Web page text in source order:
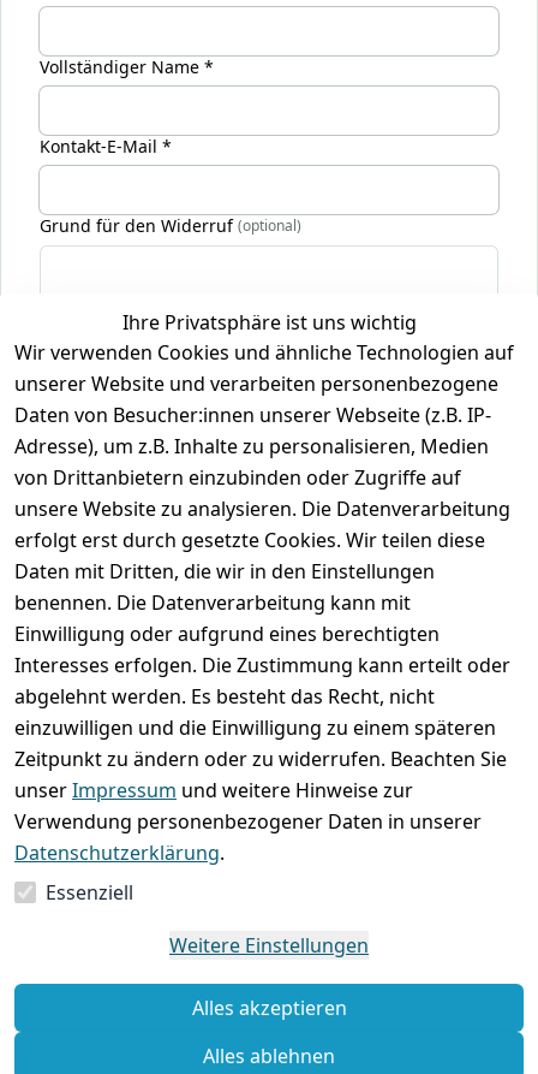
Vollständiger Name *
Kontakt-E-Mail *
Grund für den Widerruf (optional)
* markierte Felder sind Pflichtfelder
Widerruf bestätigen
Ihre Privatsphäre ist uns wichtig
Wir verwenden Cookies und ähnliche Technologien auf
unserer Website und verarbeiten personenbezogene
Daten von Besucher:innen unserer Webseite (z.B. IP-
Adresse), um z.B. Inhalte zu personalisieren, Medien
von Drittanbietern einzubinden oder Zugriffe auf
unsere Website zu analysieren. Die Datenverarbeitung
erfolgt erst durch gesetzte Cookies. Wir teilen diese
Daten mit Dritten, die wir in den Einstellungen
benennen. Die Datenverarbeitung kann mit
Einwilligung oder aufgrund eines berechtigten
Interesses erfolgen. Die Zustimmung kann erteilt oder
abgelehnt werden. Es besteht das Recht, nicht
einzuwilligen und die Einwilligung zu einem späteren
Zeitpunkt zu ändern oder zu widerrufen. Beachten Sie
unserImpressum und weitere Hinweise zur
Verwendung personenbezogener Daten in unserer
Datenschutzerklärung.
Essenziell
Weitere Einstellungen
Alles akzeptieren
Alles ablehnen
Rechtliches
Impressum
Datenschutze
rklärung
Batterieentsor
gung
Widerrufsrec
Services
Registrieren
Zahlung und
Versand
Umtausch /
Reklamation
versenden
mit
Folgt uns
gern auf
bequem per